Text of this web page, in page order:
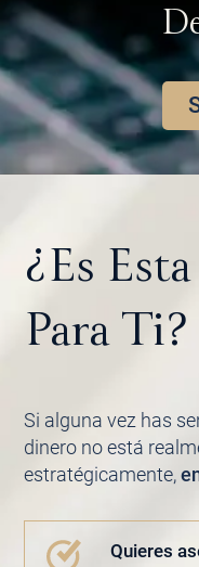
¿Es
Para Ti?
Si alguna vez has
dinero no está
estratégicamente,
Quieres